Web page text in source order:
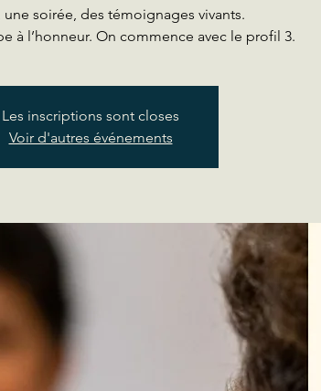
une soirée, des témoignages vivants.
à l’honneur. On commence avec le profil 3.
Les inscriptions sont closes
Voir d'autres événements